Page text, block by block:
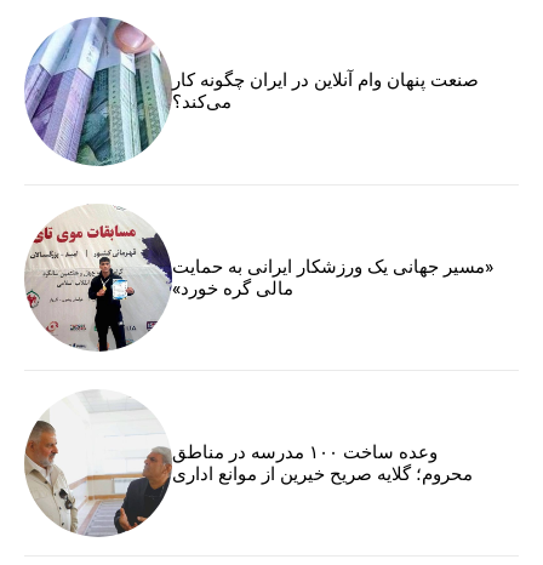
صنعت پنهان وام آنلاین در ایران چگونه کار
می‌کند؟
«مسیر جهانی یک ورزشکار ایرانی به حمایت
مالی گره خورد»
وعده ساخت ۱۰۰ مدرسه در مناطق
محروم؛ گلایه صریح خیرین از موانع اداری